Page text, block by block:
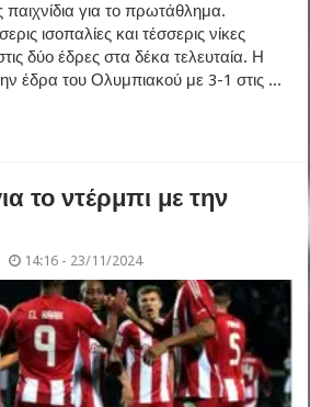
παιχνίδια για το πρωτάθλημα.
ισοπαλίες και τέσσερις νίκες
δύο έδρες στα δέκα τελευταία. Η
έδρα του Ολυμπιακού με 3-1 στις ...
το ντέρμπι με την
14:16 - 23/11/2024